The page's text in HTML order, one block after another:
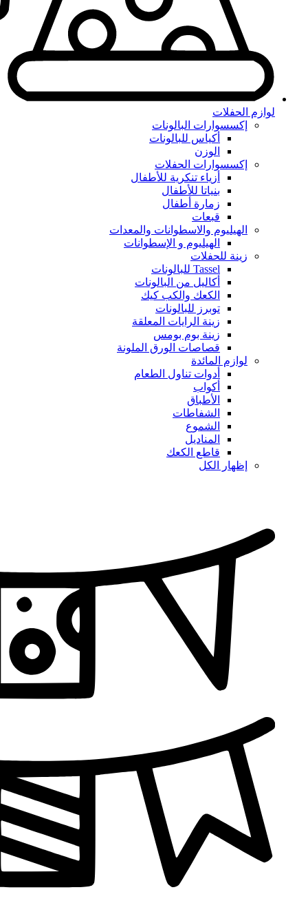
لوازم الحفلات
إكسسوارات البالونات
أكياس للبالونات
الوزن
إكسسوارات الحفلات
أزياء تنكرية للأطفال
بنياتا للأطفال
زمارة أطفال
قبعات
الهيليوم والاسطوانات والمعدات
الهيليوم و الإسطوانات
زينة للحفلات
Tassel للبالونات
أكاليل من البالونات
الكعك والكب كيك
توبرز للبالونات
زينة الرايات المعلقة
زينة بوم بومس
قصاصات الورق الملونة
لوازم المائدة
أدوات تناول الطعام
أكواب
الأطباق
الشفاطات
الشموع
المناديل
قاطع الكعك
إظهار الكل